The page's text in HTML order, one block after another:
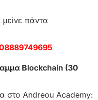
μείνε πάντα
Blockchain (30
στο Andreou Academy: